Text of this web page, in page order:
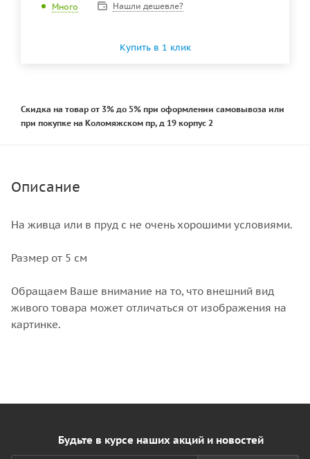
Много Нашли дешевле?
Купить в 1 клик
Скидка на товар от 3% до 5% при оформлении самовывоза или
при покупке на Коломяжском пр, д 19 корпус 2
Описание
На живца или в пруд с не очень хорошими условиями.
Размер от 5 см
Обращаем Ваше внимание на то, что внешний вид
живого товара может отличаться от изображения на
картинке.
Будьте в курсе наших акций и новостей